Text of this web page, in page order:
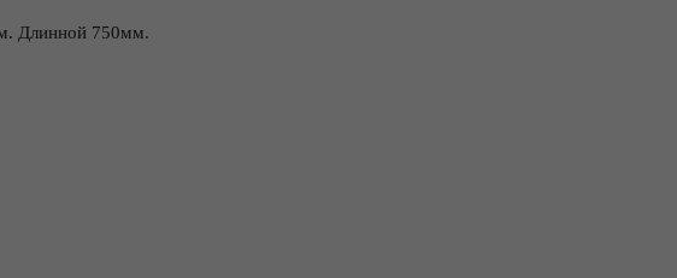
Длинной 750мм.